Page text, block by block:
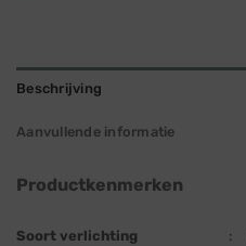
Beschrijving
Aanvullende informatie
Productkenmerken
Soort verlichting :